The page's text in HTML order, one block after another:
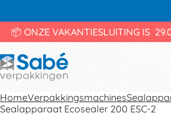
📦 ONZE VAKANTIESLUITING IS
HomeVerpakkingsmachines
Sealapparaat Ecosealer 200 ESC-2